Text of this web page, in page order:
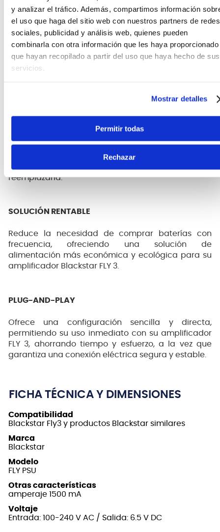
y analizar el tráfico. Además, compartimos información
el uso que haga del sitio web con nuestros partners de redes
sociales, publicidad y análisis web, quienes pueden
combinarla con otra información que les haya proporcionado
que hayan recopilado a partir del uso que haya hecho de sus
servicios.
Mostrar detalles
Permitir todas
Rechazar
COMPATIBILIDAD SUPERIOR
Diseñado exclusivamente para integrarse a la
perfección con su FLY 3, garantizando la máxima
eficiencia operativa y protegiendo contra posibles
problemas de alimentación.
FUENTE DE ALIMENTACIÓN ININTERRUMPIDA
interpretar durante largos periodos sin
interrupciones, sin la preocupación de que se
descargue la batería ni de que tenga que
reemplazarla.
SOLUCIÓN RENTABLE
Reduce la necesidad de comprar baterías con
frecuencia, ofreciendo una solución de
alimentación más económica y ecológica para su
amplificador Blackstar FLY 3.
PLUG-AND-PLAY
Ofrece una configuración sencilla y directa,
permitiendo su uso inmediato con su amplificador
FLY 3, ahorrando tiempo y esfuerzo, a la vez que
garantiza una conexión eléctrica segura y estable.
FICHA TÉCNICA Y DIMENSIONES
Compatibilidad
Blackstar Fly3 y productos Blackstar similares
Marca
Blackstar
Modelo
FLY PSU
Otras características
amperaje 1500 mA
Voltaje
Entrada: 100-240 V AC / Salida: 6.5 V DC